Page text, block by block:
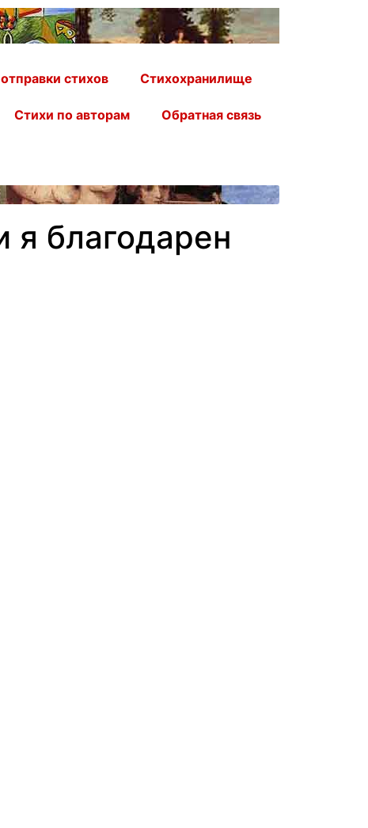
стихов Стихохранилище
Стихи по авторам Обратная связь
благодарен